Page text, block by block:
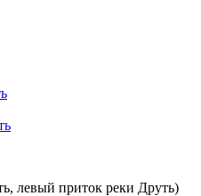
левый приток реки Друть)